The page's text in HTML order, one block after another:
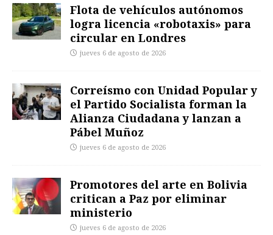
Flota de vehículos autónomos
logra licencia «robotaxis» para
circular en Londres
jueves 6 de agosto de 2026
Correísmo con Unidad Popular y
el Partido Socialista forman la
Alianza Ciudadana y lanzan a
Pábel Muñoz
jueves 6 de agosto de 2026
Promotores del arte en Bolivia
critican a Paz por eliminar
ministerio
jueves 6 de agosto de 2026